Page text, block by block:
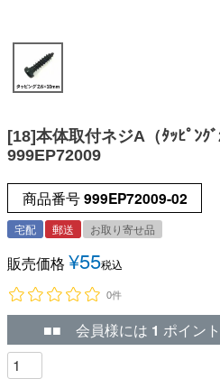
[18]本体取付ネジA（ﾀｯﾋﾟﾝｸﾞ
999EP72009
商品番号 999EP72009-02
宅配 郵送 お取り寄せ品
販売価格 ¥55税込
0件
■■ 会員様には 1 ポイン